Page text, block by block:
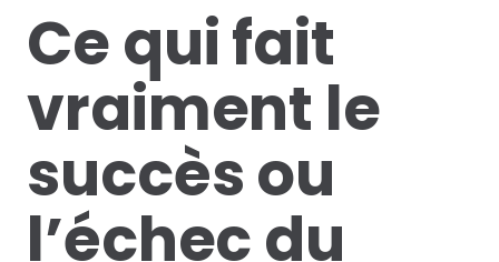
Ce qui fait
vraiment le
succès ou
l’échec du